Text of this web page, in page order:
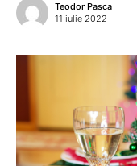
Teodor Pasca
11 iulie 2022